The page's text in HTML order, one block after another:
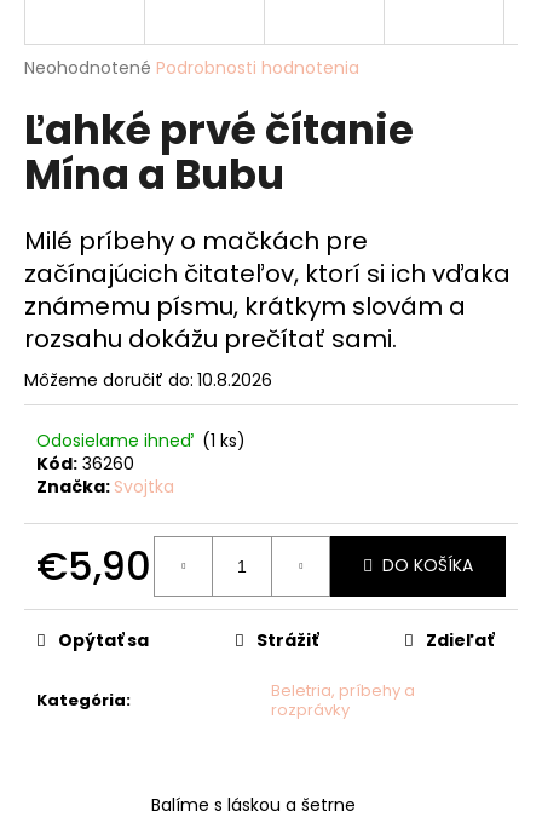
Priemerné
produktu
je
0,0
hviezdičiek.
Neohodnotené Podrobnosti hodnotenia
Ľahké prvé čítanie
Mína a Bubu
Milé príbehy o mačkách pre
začínajúcich čitateľov, ktorí si ich vďaka
známemu písmu, krátkym slovám a
rozsahu dokážu prečítať sami.
Môžeme doručiť do: 10.8.2026
Odosielame ihneď (1 ks)
Kód: 36260
Značka: Svojtka
€5,90
cena:
DO KOŠÍKA
Kategória:
Beletria, príbehy a
rozprávky
Opýtať sa Strážiť Zdieľať
Balíme s láskou a šetrne
j
ť
?
HĽADAŤ
O
d
p
o
ú
a
e